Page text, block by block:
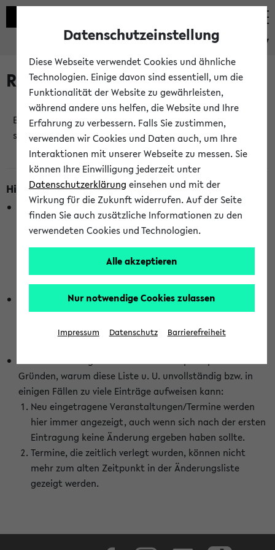
eKVV
Raumänderungen
Es wurden keine Raumänderungen an jetzt
stattfindenden Veranstaltungen gefunden!
Hinweise zur Liste der Raumänderungen
In dieser Liste werden nur Veranstaltungstermine
berücksichtigt, die gerade oder innerhalb der nächsten 2
Stunden stattfinden. Berücksichtigt werden nur Termine,
wurden. Die Anzeige ist semesterübergreifend und nicht
abhängig vom im eKVV gewählten Semester.
Die hier gezeigte Liste von Raumänderungen kann nur
vollständig sein, wenn den Fakultäten von den Lehrenden
die Änderungen zeitnah mitgeteilt und diese Änderungen
Gründen, warum diese Liste u. U. unvollständig bzw. in
einigen Fällen zu viele Einträge aufweisen kann:
Neu eingetragene Veranstaltungen/Termine werden
hier immer angezeigt, auch wenn sich nach der ersten
Eintragung keine Änderung ergeben haben sollte.
Termine, die zeitlich verlegt wurden, können nicht
mehr zum alten Zeitpunkt in der Änderungsliste
gezeigt werden.
Datenschutzeinstellung
Diese Webseite verwendet Cookies und ähnliche
Technologien. Einige davon sind essentiell, um die
Funktionalität der Website zu gewährleisten,
während andere uns helfen, die Website und Ihre
Erfahrung zu verbessern. Falls Sie zustimmen,
verwenden wir Cookies und Daten auch, um Ihre
Interaktionen mit unserer Webseite zu messen. Sie
können Ihre Einwilligung jederzeit unter
Datenschutzerklärung einsehen und mit der
Wirkung für die Zukunft widerrufen. Auf der Seite
finden Sie auch zusätzliche Informationen zu den
verwendeten Cookies und Technologien.
Alle akzeptieren
Nur notwendige Cookies zulassen
Impressum Datenschutz Barrierefreiheit